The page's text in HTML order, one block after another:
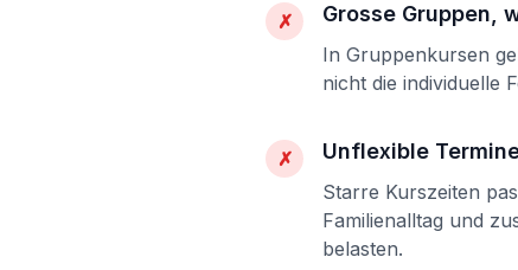
✗ Grosse Gruppen,
In Gruppenkursen
nicht die individuelle
✗ Unflexible
Starre Kurszeiten
Familienalltag und
belasten.